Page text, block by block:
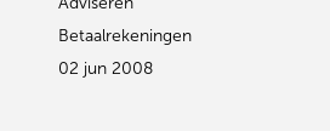
Betaalrekeningen
02 jun 2008